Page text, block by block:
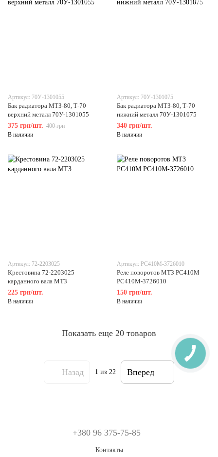
Артикул: 70У-1301055
Бак радиатора МТЗ-80, Т-70
верхний металл 70У-1301055
375 грн/шт. 400 грн
В наличии
Артикул: 70У-1301075
Бак радиатора МТЗ-80, Т-70
нижний металл 70У-1301075
340 грн/шт.
В наличии
Артикул: 72-2203025
Крестовина 72-2203025
карданного вала МТЗ
225 грн/шт.
В наличии
Артикул: РС410М-3726010
Реле поворотов МТЗ РС410М
РС410М-3726010
150 грн/шт.
В наличии
Показать еще 20 товаров
Назад 1 из 22 Вперед
+380 96 375-75-85
Контакты